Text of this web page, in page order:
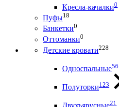
Кресла-качалки0
Пуфы18
Банкетки0
Оттоманки0
Детские кровати228
Односпальные56
Полуторки123
Двухъярусные21